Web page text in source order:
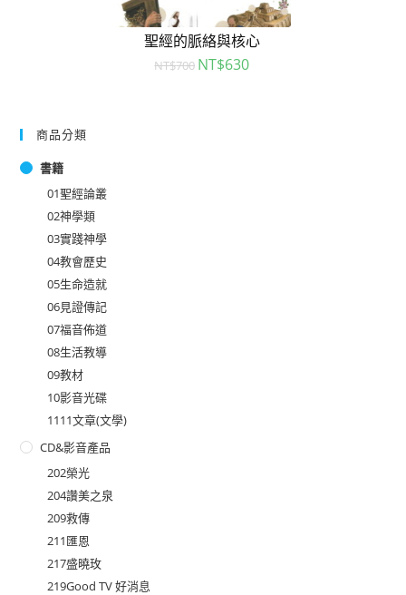
聖經的脈絡與核心
NT$700 NT$630
商品分類
書籍
01聖經論叢
02神學類
03實踐神學
04教會歷史
05生命造就
06見證傳記
07福音佈道
08生活教導
09教材
10影音光碟
1111文章(文學)
CD&影音產品
202榮光
204讚美之泉
209救傳
211匯恩
217盛曉玫
219Good TV 好消息